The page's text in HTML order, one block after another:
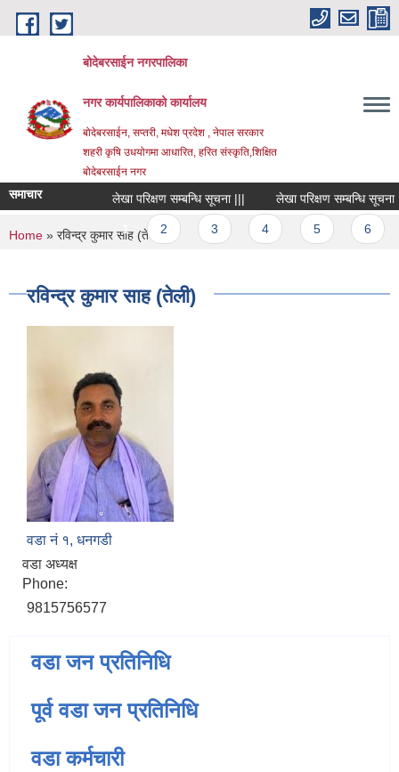
Skip to main content
बोदेबरसाईन नगरपालिका
नगर कार्यपालिकाको कार्यालय
बोदेबरसाईन, सप्तरी, मधेश प्रदेश , नेपाल सरकार
शहरी कृषि उधयोगमा आधारित, हरित संस्कृति,शिक्षित
बोदेबरसाईन नगर
समाचार लेखा परिक्षण सम्बन्धि सूचना ||| लेखा परिक्षण सम्बन्धि सूचना |||
Pages
1 2
You are here
Home » रविन्द्र कुमार साह (तेली)
रविन्द्र कुमार साह (तेली)
वडा नं‌ १, धनगडी
वडा अध्यक्ष
Phone:
9815756577
वडा जन प्रतिनिधि
पूर्व वडा जन प्रतिनिधि
वडा कर्मचारी